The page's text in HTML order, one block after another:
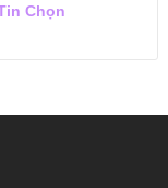
Chọn